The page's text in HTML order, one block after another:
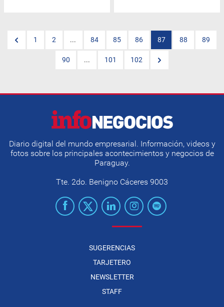
1 2 ... 84 85 86 87 88 89
90 ... 101 102
Diario digital del mundo empresarial. Información, videos y
fotos sobre los principales acontecimientos y negocios de
Paraguay.
Tte. 2do. Benigno Cáceres 9003
SUGERENCIAS
TARJETERO
NEWSLETTER
STAFF